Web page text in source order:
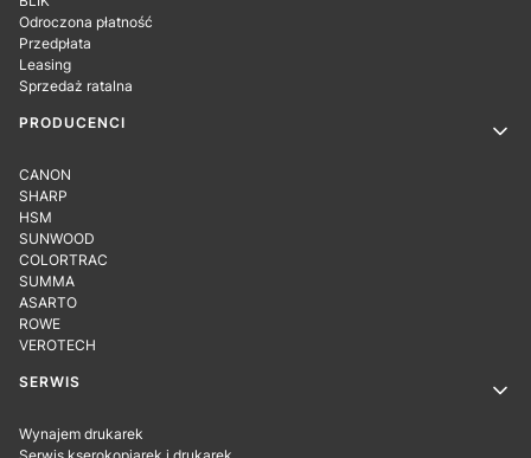
Odroczona płatność
Przedpłata
Leasing
Sprzedaż ratalna
PRODUCENCI
CANON
SHARP
HSM
SUNWOOD
COLORTRAC
SUMMA
ASARTO
ROWE
VEROTECH
SERWIS
Wynajem drukarek